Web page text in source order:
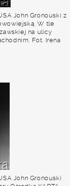
John Gronouski z
W tle
na ulicy
Fot. Irena
John Gronouski